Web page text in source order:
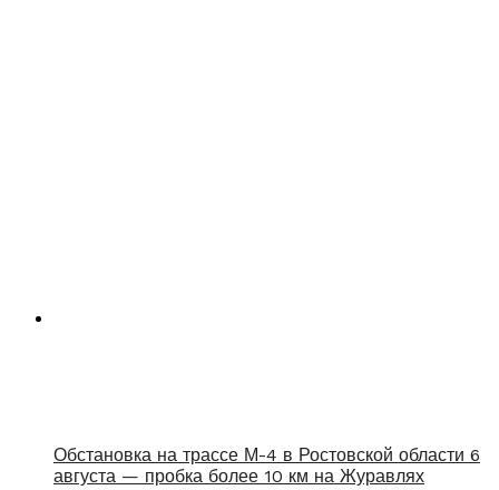
Обстановка на трассе М-4 в Ростовской области 6
августа — пробка более 10 км на Журавлях